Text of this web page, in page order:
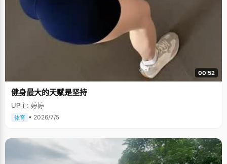
00:52
健身最大的天赋是坚持
UP主: 婷婷
体育 • 2026/7/5